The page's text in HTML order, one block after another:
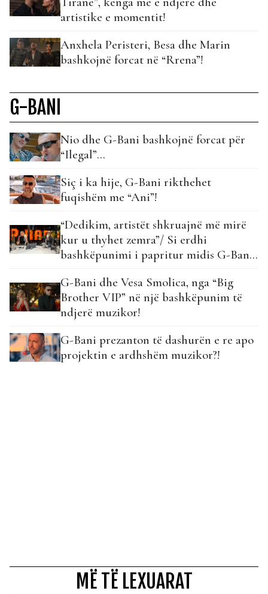
artistike e momentit!
Anxhela Peristeri, Besa dhe Marin
bashkojnë forcat në “Rrena”!
G-BANI
Nio dhe G-Bani bashkojnë forcat për
“Ilegal”…
Siç i ka hije, G-Bani rikthehet
fuqishëm me “Ani”!
“Dedikim, artistët shkruajnë më mirë
kur u thyhet zemra”/ Si erdhi
bashkëpunimi i papritur midis G-Bani
G-Bani dhe Vesa Smolica, nga “Big
Brother VIP” në një bashkëpunim të
ndjerë muzikor!
G-Bani prezanton të dashurën e re apo
projektin e ardhshëm muzikor?!
MË TË LEXUARAT